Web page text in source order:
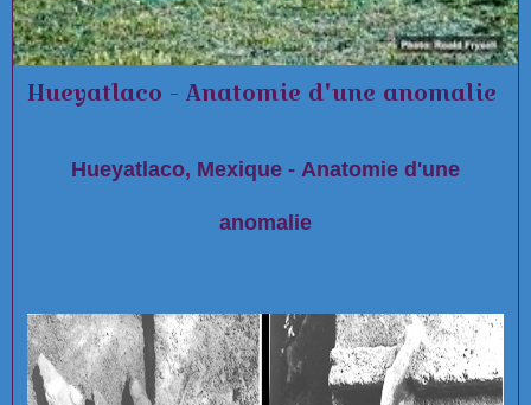
Hueyatlaco - Anatomie d'une anomalie
Hueyatlaco, Mexique - Anatomie d'une
anomalie